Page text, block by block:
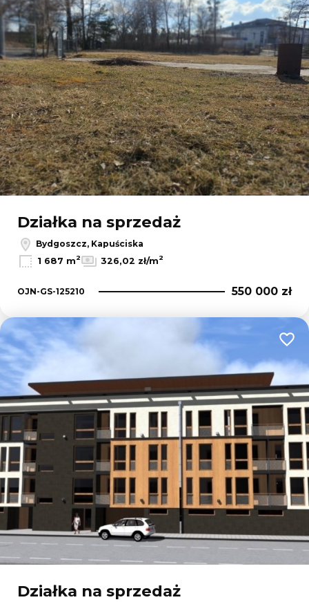
Działka na sprzedaż
Bydgoszcz, Kapuściska
1 687 m2 326,02 zł/m2
OJN-GS-125210 550 000 zł
Działka na sprzedaż